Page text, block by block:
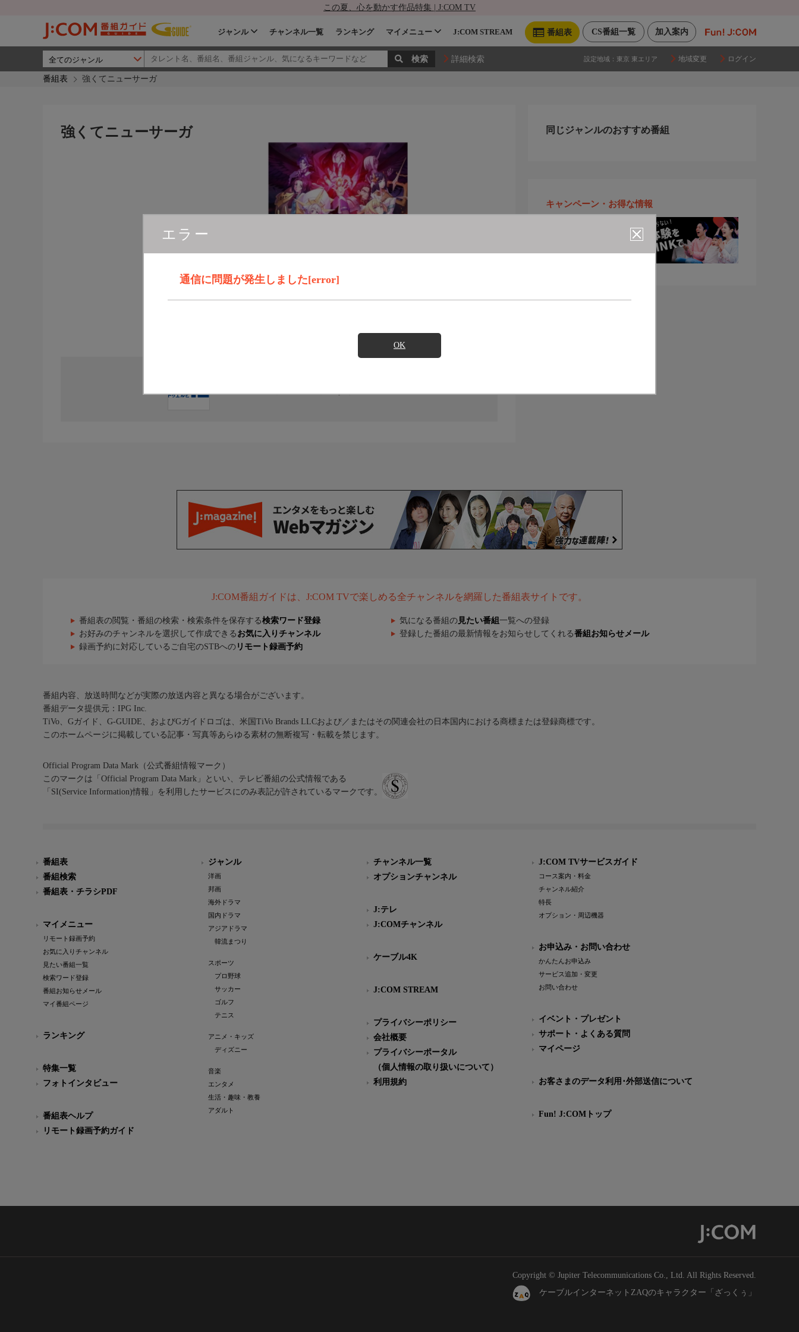
この夏、心を動かす作品特集 | J:COM TV
加入案内
CS番組一覧
番組表
ジャンル チャンネル一覧 ランキング マイメニュー J:COM STREAM
詳細検索 設定地域： 東京 東エリア 地域変更 ログイン
番組表 強くてニューサーガ
エラー
通信に問題が発生しました[error]
OK
強くてニューサーガ 同じジャンルのおすすめ番組
キャンペーン・お得な情報
J:COM番組ガイドは、J:COM TVで楽しめる全チャンネルを網羅した番組表サイトです。
番組表の閲覧・番組の検索・検索条件を保存する検索ワード登録 気になる番組の 見たい番組 一覧への登録
お好みのチャンネルを選択して作成できる お気に入りチャンネル 登録した番組の最新情報をお知らせしてくれる番組お知らせメール
録画予約に対応しているご自宅のSTBへの リモート録画予約
番組内容、放送時間などが実際の放送内容と異なる場合がございます。
番組データ提供元：IPG Inc.
TiVo、Gガイド、G-GUIDE、およびGガイドロゴは、米国TiVo Brands LLCおよび／またはその関連会社の日本国内における商標または登録商標です。
このホームページに掲載している記事・写真等あらゆる素材の無断複写・転載を禁じます。
Official Program Data Mark（公式番組情報マーク）
このマークは「Official Program Data Mark」といい、テレビ番組の公式情報である
「SI(Service Information)情報」を利用したサービスにのみ表記が許されているマークです。
番組表
番組検索
番組表・チラシPDF
マイメニュー
リモート録画予約
お気に入りチャンネル
見たい番組一覧
検索ワード登録
番組お知らせメール
マイ番組ページ
ランキング
特集一覧
フォトインタビュー
番組表ヘルプ
リモート録画予約ガイド
ジャンル
洋画
邦画
海外ドラマ
国内ドラマ
アジアドラマ
韓流まつり
スポーツ
プロ野球
サッカー
ゴルフ
テニス
アニメ・キッズ
ディズニー
音楽
エンタメ
生活・趣味・教養
アダルト
チャンネル一覧
オプションチャンネル
J:テレ
J:COMチャンネル
ケーブル4K
J:COM STREAM
プライバシーポリシー
会社概要
プライバシーポータル
（個人情報の取り扱いについて）
利用規約
J:COM TVサービスガイド
コース案内・料金
チャンネル紹介
特長
オプション・周辺機器
お申込み・お問い合わせ
かんたんお申込み
サービス追加・変更
お問い合わせ
イベント・プレゼント
サポート・よくある質問
マイページ
お客さまのデータ利用･外部送信について
Fun! J:COMトップ
Copyright © Jupiter Telecommunications Co., Ltd. All Rights Reserved.
ケーブルインターネットZAQのキャラクター「ざっくぅ」